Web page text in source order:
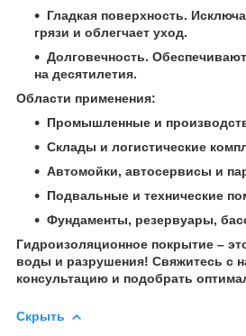
Гладкая поверхность.
грязи и облегчает уход.
Долговечность.
на десятилетия.
Области применения:
Промышленные и
Склады и логистические
Автомойки, автосервисы и
Подвальные и технические
Фундаменты, резервуары,
Гидроизоляционное покрытие –
воды и разрушения! Свяжитесь с
консультацию и подобрать
Скрыть